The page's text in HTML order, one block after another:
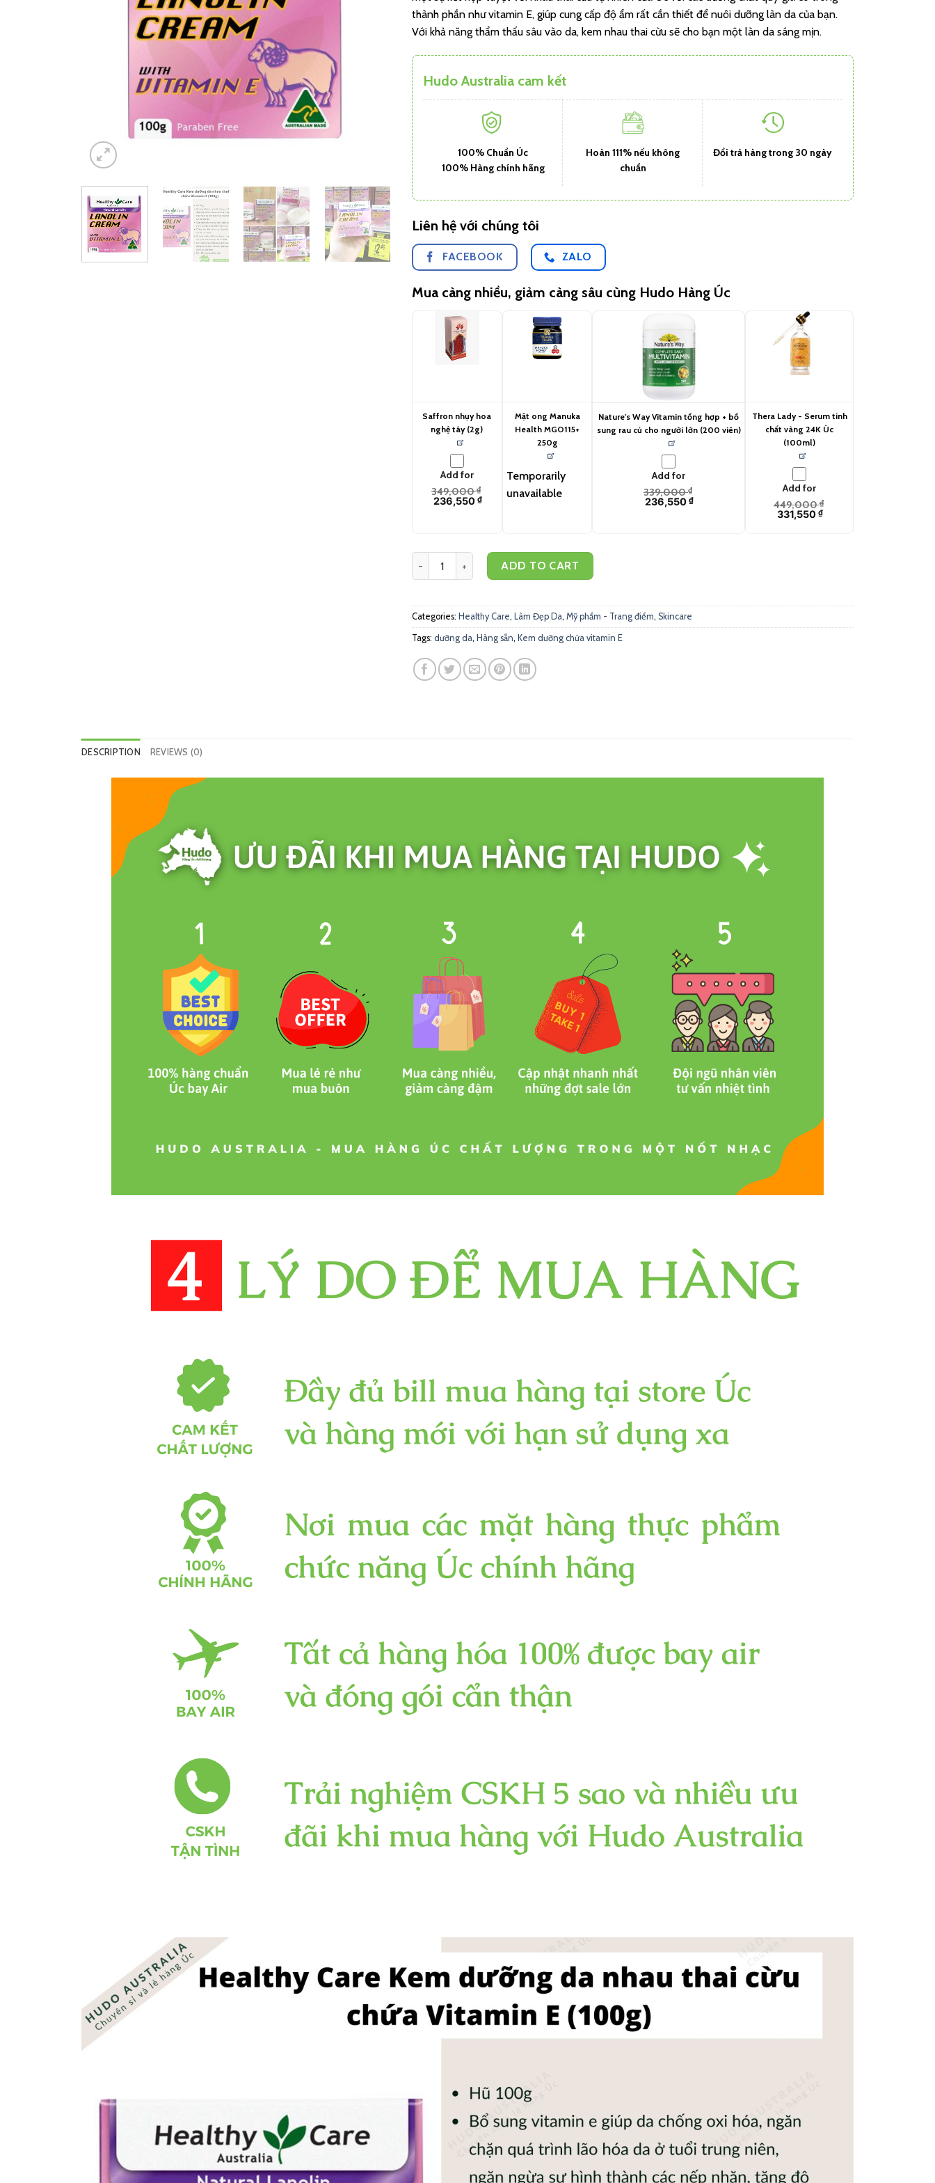
thành phần như vitamin E, giúp cung cấp độ ẩm rất cần thiết để nuôi dưỡng làn da của bạn.
Với khả năng thẩm thấu sâu vào da, kem nhau thai cừu sẽ cho bạn một làn da sáng mịn.
Hudo Australia cam kết
100% Chuẩn Úc
100% Hàng chính hãng
Hoàn 111% nếu không
chuẩn
Đổi trả hàng trong 30 ngày
Liên hệ với chúng tôi
FACEBOOK ZALO
Mua càng nhiều, giảm càng sâu cùng Hudo Hàng Úc
Saffron nhụy hoa
nghệ tây (2g)
Add for
349,000₫
236,550 ₫
Mật ong Manuka
Health MGO115+
250g
Temporarily
unavailable
Nature's Way Vitamin tổng hợp + bổ
sung rau củ cho người lớn (200 viên)
Add for
339,000₫
236,550₫
Thera Lady - Serum tinh
chất vàng 24K Úc
(100ml)
Add for
449,000₫
331,550 ₫
Healthy Care Kem dưỡng da nhau thai cừu chứa Vitamin E (100g) quantity
ADD TO CART
Categories: Healthy Care, Làm Đẹp Da, Mỹ phẩm - Trang điểm, Skincare
Tags: dưỡng da, Hàng sẵn, Kem dưỡng chứa vitamin E
DESCRIPTION REVIEWS (0)